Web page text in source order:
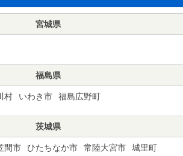
宮城県
福島県
村 いわき市 福島広野町
茨城県
間市 ひたちなか市 常陸大宮市
城里町